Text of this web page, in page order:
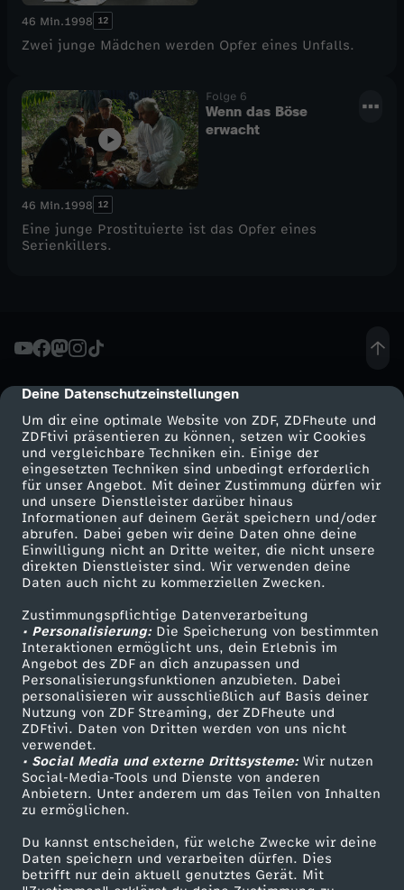
cmp-dialog-description
Deine Datenschutzeinstellungen
Um dir eine optimale Website von ZDF, ZDFheute und
ZDFtivi präsentieren zu können, setzen wir Cookies
und vergleichbare Techniken ein. Einige der
eingesetzten Techniken sind unbedingt erforderlich
für unser Angebot. Mit deiner Zustimmung dürfen wir
und unsere Dienstleister darüber hinaus
Informationen auf deinem Gerät speichern und/oder
abrufen. Dabei geben wir deine Daten ohne deine
Einwilligung nicht an Dritte weiter, die nicht unsere
direkten Dienstleister sind. Wir verwenden deine
Daten auch nicht zu kommerziellen Zwecken.
Zustimmungspflichtige Datenverarbeitung
• Personalisierung:Die Speicherung von bestimmten
Interaktionen ermöglicht uns, dein Erlebnis im
Angebot des ZDF an dich anzupassen und
Personalisierungsfunktionen anzubieten. Dabei
personalisieren wir ausschließlich auf Basis deiner
Nutzung von ZDF Streaming, der ZDFheute und
ZDFtivi. Daten von Dritten werden von uns nicht
verwendet.
• Social Media und externe Drittsysteme:Wir nutzen
Social-Media-Tools und Dienste von anderen
Anbietern. Unter anderem um das Teilen von Inhalten
zu ermöglichen.
Du kannst entscheiden, für welche Zwecke wir deine
Daten speichern und verarbeiten dürfen. Dies
betrifft nur dein aktuell genutztes Gerät. Mit
46 Min.1998 12
Zwei junge Mädchen werden Opfer eines Unfalls.
Folge 6
Wenn das Böse
erwacht
46 Min.1998 12
Eine junge Prostituierte ist das Opfer eines
Serienkillers.
Mehr ZDF
ZDF-Apps
Smart TV
ZDFtext
Livestreams
Sendungen A-Z
TV-Programm
Service
ZDFmitreden
Kontakt zum ZDF
Tickets
Zuschauerservice
Hilfe
ZDF Unternehmen
Karriere
ZDF goes Schule
Werbefernsehen